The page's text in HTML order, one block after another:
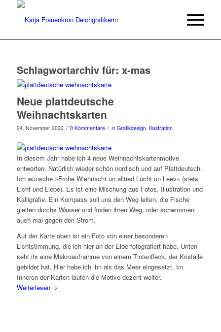
Schlagwortarchiv für: x-mas
Neue plattdeutsche
Weihnachtskarten
24. November 2022 / 0 Kommentare / in Grafikdesign, Illustration
In diesem Jahr habe ich 4 neue Weihnachtskartenmotive
entworfen. Natürlich wieder schön nordisch und auf Plattdeutsch.
Ich wünsche »Frohe Wiehnacht un alltied Lücht un Leev« (stets
Licht und Liebe). Es ist eine Mischung aus Fotos, Illustration und
Kalligrafie. Ein Kompass soll uns den Weg leiten, die Fische
gleiten durchs Wasser und finden ihren Weg, oder schwimmen
auch mal gegen den Strom.
Auf der Karte oben ist ein Foto von einer besonderen
Lichtstimmung, die ich hier an der Elbe fotografiert habe. Unten
seht ihr eine Makroaufnahme von einem Tintenfleck, der Kristalle
gebildet hat. Hier habe ich ihn als das Meer eingesetzt. Im
Inneren der Karten laufen die Motive dezent weiter.
Weiterlesen